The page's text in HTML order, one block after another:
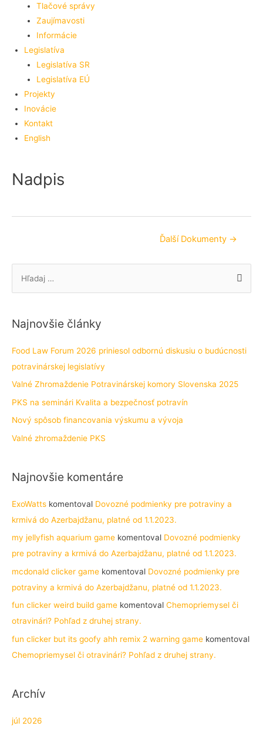
Tlačové správy
Zaujímavosti
Informácie
Legislatíva
Legislatíva SR
Legislatíva EÚ
Projekty
Inovácie
Kontakt
English
Nadpis
článku
Ďalší Dokumenty →
r
h
f
o
r
Najnovšie články
Food Law Forum 2026 priniesol odbornú diskusiu o budúcnosti
potravinárskej legislatívy
Valné Zhromaždenie Potravinárskej komory Slovenska 2025
PKS na seminári Kvalita a bezpečnosť potravín
Nový spôsob financovania výskumu a vývoja
Valné zhromaždenie PKS
Najnovšie komentáre
ExoWatts komentoval Dovozné podmienky pre potraviny a
krmivá do Azerbajdžanu, platné od 1.1.2023.
my jellyfish aquarium game komentoval Dovozné podmienky
pre potraviny a krmivá do Azerbajdžanu, platné od 1.1.2023.
mcdonald clicker game komentoval Dovozné podmienky pre
potraviny a krmivá do Azerbajdžanu, platné od 1.1.2023.
fun clicker weird build game komentoval Chemopriemysel či
otravinári? Pohľad z druhej strany.
fun clicker but its goofy ahh remix 2 warning game komentoval
Chemopriemysel či otravinári? Pohľad z druhej strany.
Archív
júl 2026